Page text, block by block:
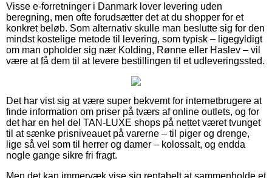
Visse e-forretninger i Danmark lover levering uden
beregning, men ofte forudsætter det at du shopper for et
konkret beløb. Som alternativ skulle man beslutte sig for den
mindst kostelige metode til levering, som typisk – ligegyldigt
om man opholder sig nær Kolding, Rønne eller Haslev – vil
være at få dem til at levere bestillingen til et udleveringssted.
Det har vist sig at være super bekvemt for internetbrugere at
finde information om priser på tværs af online outlets, og for
det har en hel del TAN-LUXE shops på nettet været tvunget
til at sænke prisniveauet på varerne – til piger og drenge,
lige så vel som til herrer og damer – kolossalt, og endda
nogle gange sikre fri fragt.
Men det kan immervæk vise sig rentabelt at sammenholde et